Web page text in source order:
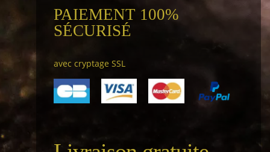
PAIEMENT 100%
SÉCURISÉ
avec cryptage SSL